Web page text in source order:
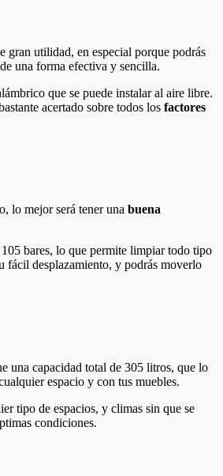
gran utilidad, en especial porque podrás
una forma efectiva y sencilla.
que se puede instalar al aire libre.
acertado sobre todos los factores
lo mejor será tener una buena
bares, lo que permite limpiar todo tipo
fácil desplazamiento, y podrás moverlo
una capacidad total de 305 litros, que lo
espacio y con tus muebles.
tipo de espacios, y climas sin que se
condiciones.